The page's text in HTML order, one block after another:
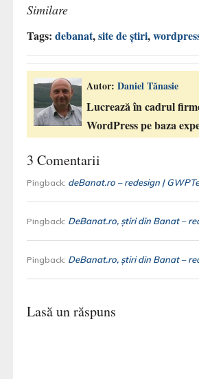
Similare
Tags: debanat,site de știri,
Autor: Daniel Tănasie
Lucrează în cadrul
WordPress pe baza
3 Comentarii
Pingback: deBanat.ro – redesign |
Pingback: DeBanat.ro, ştiri din Banat –
Pingback: DeBanat.ro, ştiri din Banat –
Lasă un răspuns